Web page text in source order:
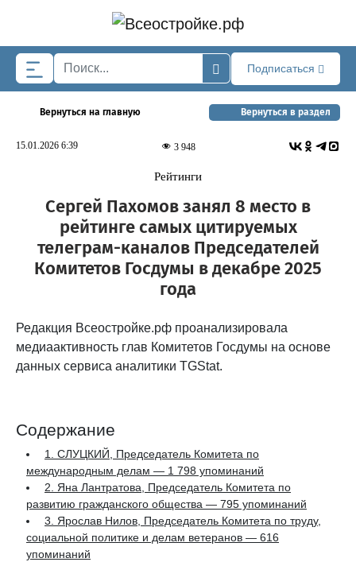
Подписаться
Вернуться на главную Вернуться в раздел
15.01.2026 6:39 3 948
Рейтинги
Сергей Пахомов занял 8 место в
рейтинге самых цитируемых
телеграм-каналов Председателей
Комитетов Госдумы в декабре 2025
года
Редакция Всеостройке.рф проанализировала
медиаактивность глав Комитетов Госдумы на основе
данных сервиса аналитики TGStat.
Содержание
1. СЛУЦКИЙ, Председатель Комитета по
международным делам — 1 798 упоминаний
2. Яна Лантратова, Председатель Комитета по
развитию гражданского общества — 795 упоминаний
3. Ярослав Нилов, Председатель Комитета по труду,
социальной политике и делам ветеранов — 616
упоминаний